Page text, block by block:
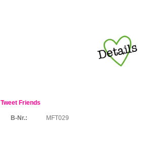
Tweet Friends
B-Nr.: MFT029